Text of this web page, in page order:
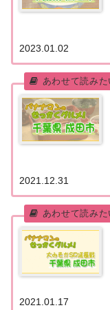
2023.01.02
2021.12.31
2021.01.17